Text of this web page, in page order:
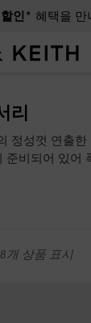
인* 혜택을 만
아보려면 클릭
리
정성껏 연출
비되어 있어
개 상품 표시